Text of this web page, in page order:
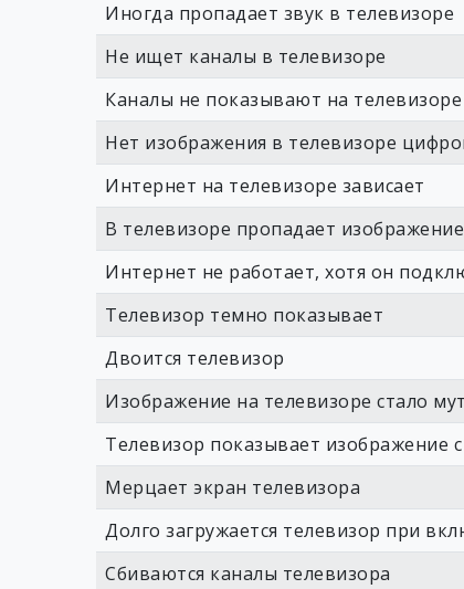
Иногда пропадает звук в телевизоре
Не ищет каналы в телевизоре
Каналы не показывают на
Нет изображения в телевизоре
Интернет на телевизоре зависает
В телевизоре пропадает
Интернет не работает, хотя он
Телевизор темно показывает
Двоится телевизор
Изображение на телевизоре стало
Телевизор показывает изображение
Мерцает экран телевизора
Долго загружается телевизор при
Сбиваются каналы телевизора